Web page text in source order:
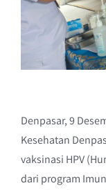
Denpasar, 9
Kesehatan
vaksinasi HPV
dari program